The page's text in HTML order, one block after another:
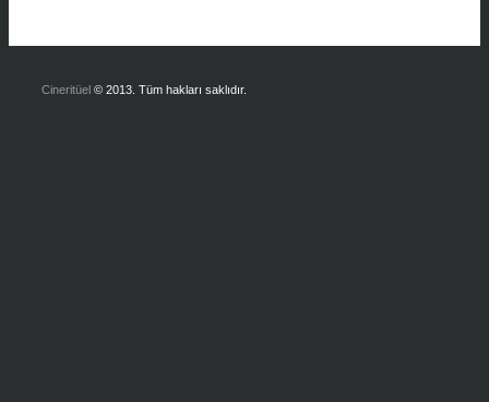
Cineritüel © 2013. Tüm hakları saklıdır.